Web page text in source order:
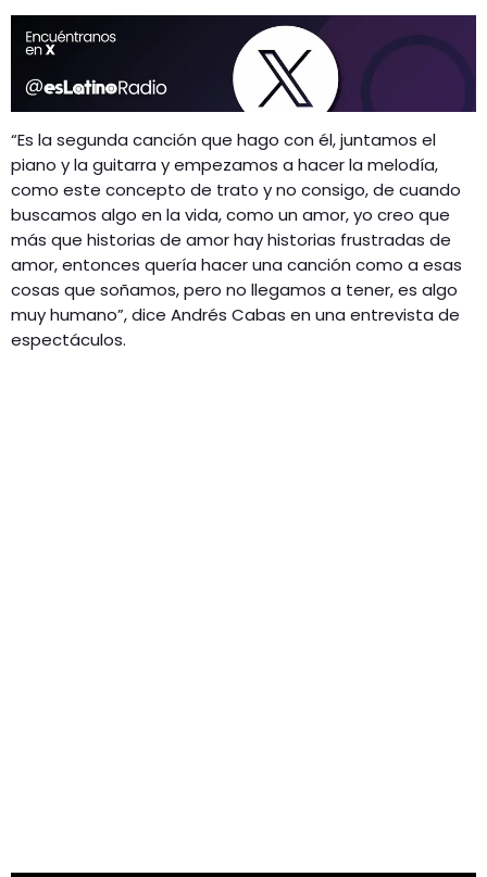
“Es la segunda canción que hago con él, juntamos el
piano y la guitarra y empezamos a hacer la melodía,
como este concepto de trato y no consigo, de cuando
buscamos algo en la vida, como un amor, yo creo que
más que historias de amor hay historias frustradas de
amor, entonces quería hacer una canción como a esas
cosas que soñamos, pero no llegamos a tener, es algo
muy humano”, dice Andrés Cabas en una entrevista de
espectáculos.